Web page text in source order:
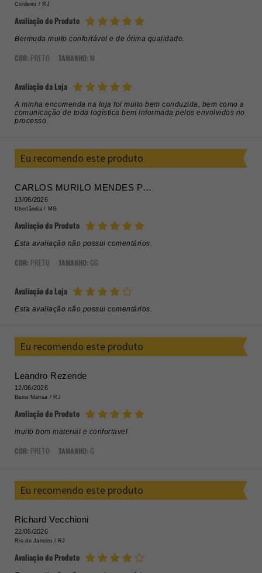
Cordeiro / RJ
Avaliação do Produto
Bermuda muito confortável e de ótima qualidade.
COR: PRETO TAMANHO: M
Avaliação da Loja
A minha encomenda na loja foi muito bem conduzida, bem como a
comunicação de toda logística bem informada pelos envolvidos no
processo.
Eu recomendo este produto
CARLOS MURILO MENDES PEREIRA
13/06/2026
Uberlândia / MG
Avaliação do Produto
Esta avaliação não possui comentários.
COR: PRETO TAMANHO: GG
Avaliação da Loja
Esta avaliação não possui comentários.
Eu recomendo este produto
Leandro Rezende
12/06/2026
Barra Mansa / RJ
Avaliação do Produto
muito bom material e confortavel
COR: PRETO TAMANHO: G
Eu recomendo este produto
Richard Vecchioni
22/05/2026
Rio de Janeiro / RJ
Avaliação do Produto